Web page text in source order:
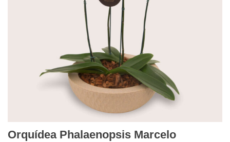
Orquídea Phalaenopsis Marcelo